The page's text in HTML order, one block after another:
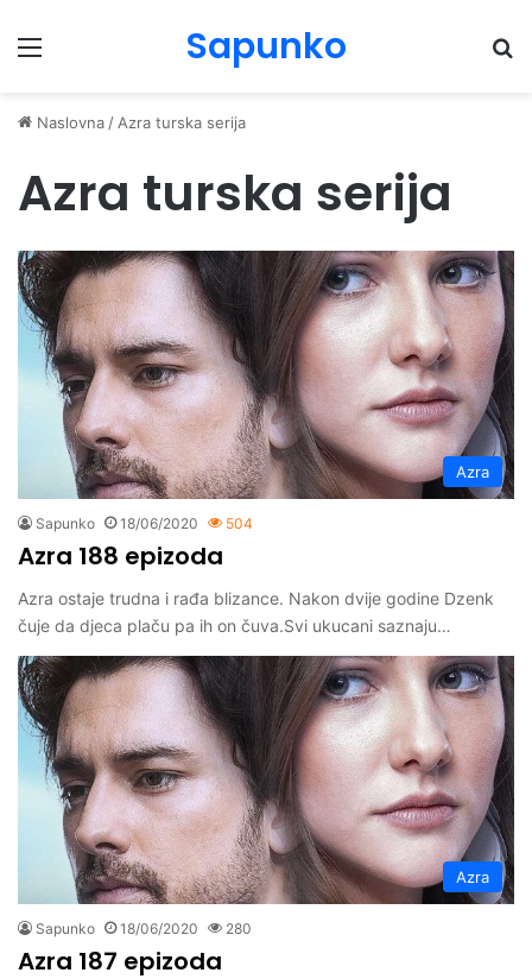
Menu Sapunko
Naslovna / Azra turska serija
Azra turska serija
Azra
Sapunko 18/06/2020 504
Azra 188 epizoda
Azra ostaje trudna i rađa blizance. Nakon dvije godine Dzenk
čuje da djeca plaču pa ih on čuva.Svi ukucani saznaju…
Azra
Sapunko 18/06/2020 280
Azra 187 epizoda